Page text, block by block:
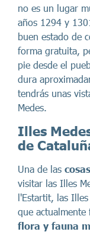
no es un lugar
años 1294 y
buen estado de
forma gratuita,
pie desde el
dura
tendrás unas
Medes.
Illes
de
Una de las
visitar las Illes
l'Estartit, las
que
flora y fauna